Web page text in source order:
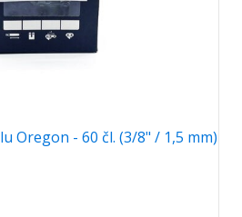
Oregon - 60 čl. (3/8" / 1,5 mm)